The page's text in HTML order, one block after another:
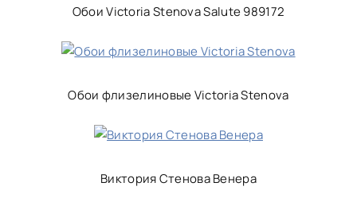
Обои Victoria Stenova Salute 989172
Обои флизелиновые Victoria Stenova
Виктория Стенова Венера